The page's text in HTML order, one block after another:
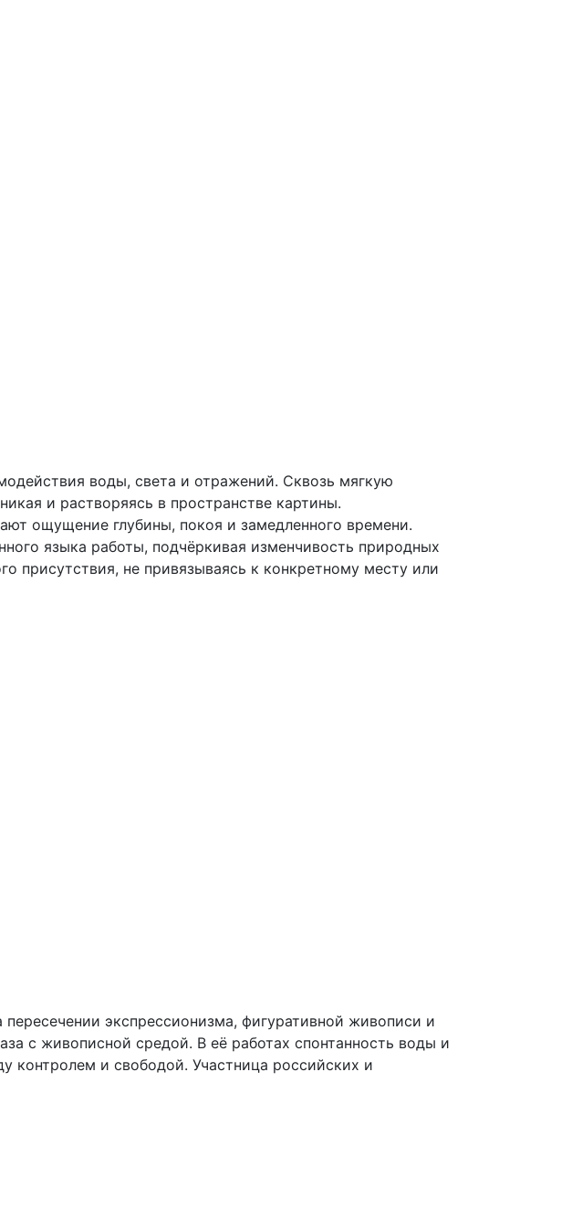
воды, света и отражений. Сквозь мягкую
и растворяясь в пространстве картины.
ощущение глубины, покоя и замедленного времени.
языка работы, подчёркивая изменчивость природных
присутствия, не привязываясь к конкретному месту или
экспрессионизма, фигуративной живописи и
с живописной средой. В её работах спонтанность воды и
контролем и свободой. Участница российских и